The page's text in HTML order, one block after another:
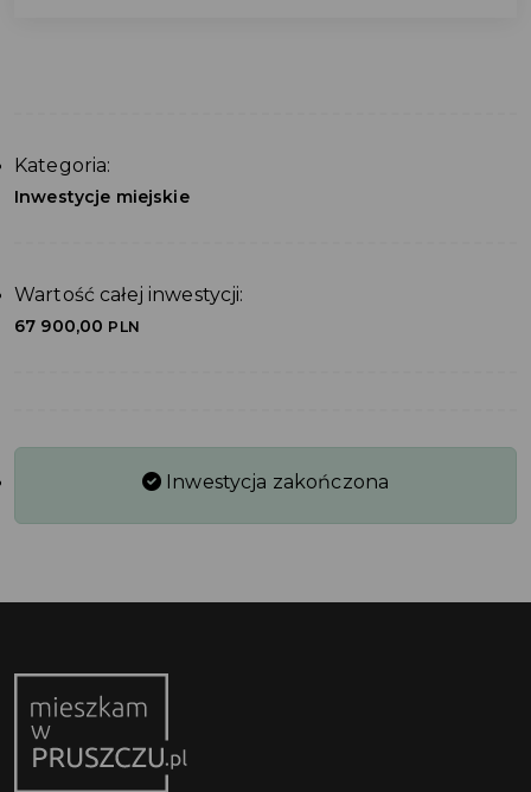
Kategoria:
Inwestycje miejskie
Wartość całej inwestycji:
67 900,00 PLN
Inwestycja zakończona